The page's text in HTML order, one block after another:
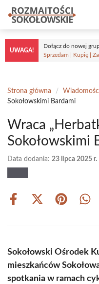
Przejdź
treści
UWAGA!
Dołącz do nowej
Sprzedam | Kupię |
Strona główna /
Sokołowskimi Bardami
Wraca
Sokołowskimi
Data dodania: 23 lipca 2025 r.
Share
Share
(Twitter)
Share
Sokołowski Ośrodek
mieszkańców
spotkania w ramach